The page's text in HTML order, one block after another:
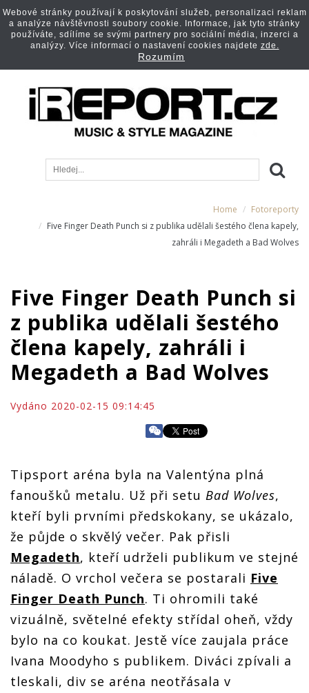
Home
Fotoreporty
Five Finger Death Punch si z publika udělali šestého člena kapely,
zahráli i Megadeth a Bad Wolves
Five Finger Death Punch si
z publika udělali šestého
člena kapely, zahráli i
Megadeth a Bad Wolves
Vydáno 2020-02-15 09:14:45
Tipsport aréna byla na Valentýna plná
fanoušků metalu. Už při setu Bad Wolves,
kteří byli prvními předskokany, se ukázalo,
že půjde o skvělý večer. Pak přisli
Megadeth, kteří udrželi publikum ve stejné
náladě. O vrchol večera se postarali Five
Finger Death Punch. Ti ohromili také
vizuálně, světelné efekty střídal oheň, vždy
bylo na co koukat. Jestě více zaujala práce
Ivana Moodyho s publikem. Diváci zpívali a
tleskali, div se aréna neotřásala v
Webové stránky používají k poskytování služeb, personalizaci reklam
a analýze návštěvnosti soubory cookie. Informace, jak tyto stránky
používáte, sdílíme se svými partnery pro sociální média, inzerci a
analýzy. Více informací o nastavení cookies najdete zde.
Rozumím